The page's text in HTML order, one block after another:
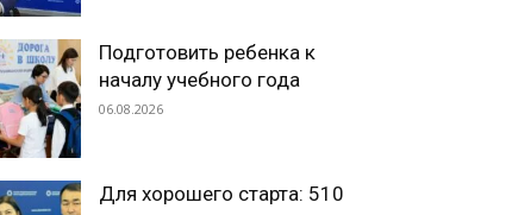
Подготовить ребенка к
началу учебного года
06.08.2026
Для хорошего старта: 510